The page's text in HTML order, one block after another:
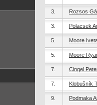
3. Rozsos
3. Polacsek
5. Moore
5. Moore
7. Cingel
7. Klobušník
9. Podmaka